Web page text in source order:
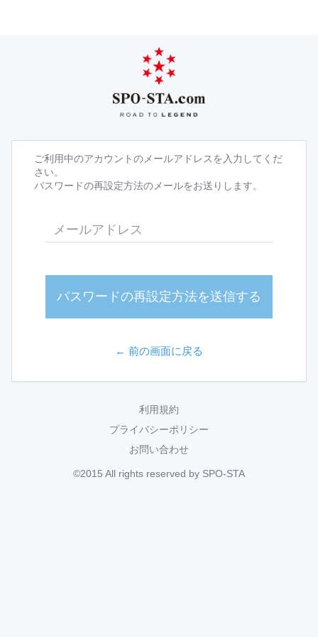
ご利用中のアカウントのメールアドレスを入力してくだ
さい。
パスワードの再設定方法のメールをお送りします。
パスワードの再設定方法を送信する
← 前の画面に戻る
利用規約
プライバシーポリシー
お問い合わせ
©2015 All rights reserved by SPO-STA